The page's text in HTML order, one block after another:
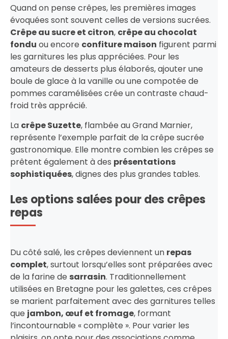
Quand on pense crêpes, les premières images
évoquées sont souvent celles de versions sucrées.
Crêpe au sucre et citron, crêpe au chocolat
fondu ou encore confiture maison figurent parmi
les garnitures les plus appréciées. Pour les
amateurs de desserts plus élaborés, ajouter une
boule de glace à la vanille ou une compotée de
pommes caramélisées crée un contraste chaud-
froid très apprécié.
La crêpe Suzette, flambée au Grand Marnier,
représente l’exemple parfait de la crêpe sucrée
gastronomique. Elle montre combien les crêpes se
prêtent également à des présentations
sophistiquées, dignes des plus grandes tables.
Les options salées pour des crêpes
repas
Du côté salé, les crêpes deviennent un repas
complet, surtout lorsqu’elles sont préparées avec
de la farine de sarrasin. Traditionnellement
utilisées en Bretagne pour les galettes, ces crêpes
se marient parfaitement avec des garnitures telles
que jambon, œuf et fromage, formant
l’incontournable « complète ». Pour varier les